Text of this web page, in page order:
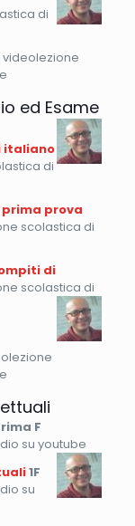
di
videolezione
ed Esame
italiano
di
prova
scolastica di
di
scolastica di
F
su youtube
1F
su